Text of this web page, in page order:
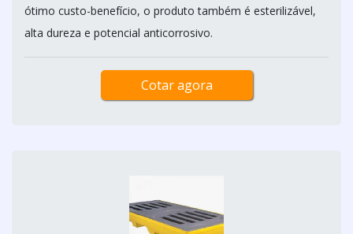
ótimo custo-benefício, o produto também é esterilizável,
alta dureza e potencial anticorrosivo.
Cotar agora